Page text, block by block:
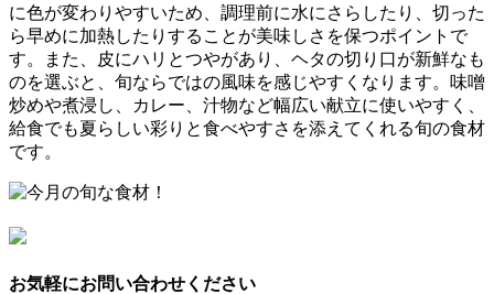
に色が変わりやすいため、調理前に水にさらしたり、切った
ら早めに加熱したりすることが美味しさを保つポイントで
す。また、皮にハリとつやがあり、ヘタの切り口が新鮮なも
のを選ぶと、旬ならではの風味を感じやすくなります。味噌
炒めや煮浸し、カレー、汁物など幅広い献立に使いやすく、
給食でも夏らしい彩りと食べやすさを添えてくれる旬の食材
です。
お気軽にお問い合わせください